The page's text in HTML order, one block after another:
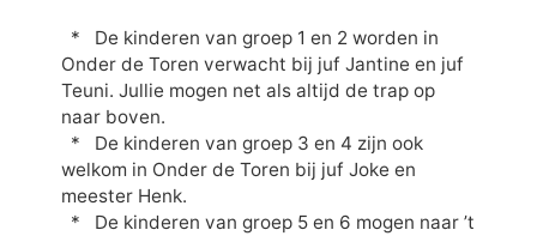
* De kinderen van groep 1 en 2 worden in
Onder de Toren verwacht bij juf Jantine en juf
Teuni. Jullie mogen net als altijd de trap op
naar boven.
* De kinderen van groep 3 en 4 zijn ook
welkom in Onder de Toren bij juf Joke en
meester Henk.
* De kinderen van groep 5 en 6 mogen naar ’t